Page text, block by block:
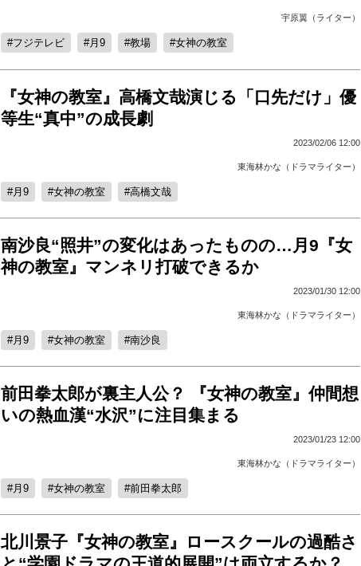
宇原翼（ライター）
フジテレビ 月9 教場 女神の教室
『女神の教室』高橋文哉演じる「口先だけ」優
等生“真中”の成長劇
2023/02/06 12:00
東海林かな（ドラマライター）
月9 女神の教室 高橋文哉
南沙良“照井”の変化はあったものの…月9『女
神の教室』マンネリ打破できるか
2023/01/30 12:00
東海林かな（ドラマライター）
月9 女神の教室 南沙良
前田拳太郎が裏主人公？ 『女神の教室』仲間想
いの熱血漢“水沢”に注目集まる
2023/01/23 12:00
東海林かな（ドラマライター）
月9 女神の教室 前田拳太郎
北川景子『女神の教室』ロースクールの過酷さ